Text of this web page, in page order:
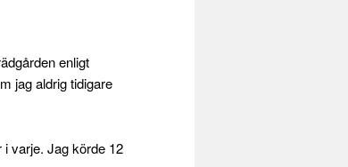
enligt
jag aldrig tidigare
varje. Jag körde 12